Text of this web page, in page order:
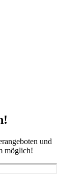
und
möglich!